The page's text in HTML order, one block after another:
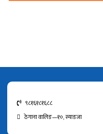
९८१६१८१६८८
ठेगाना वालिङ—१०, स्याङजा